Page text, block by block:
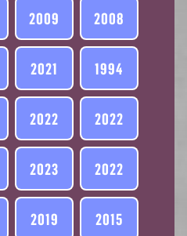
2009 2008
2021 1994
2022 2022
2023 2022
2019 2015